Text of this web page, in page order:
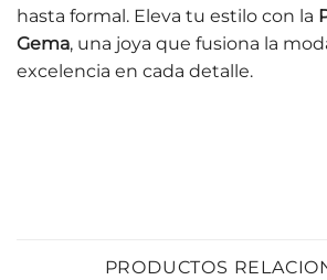
hasta formal. Eleva tu estilo con la
Gema, una joya que fusiona la
excelencia en cada detalle.
PRODUCTOS